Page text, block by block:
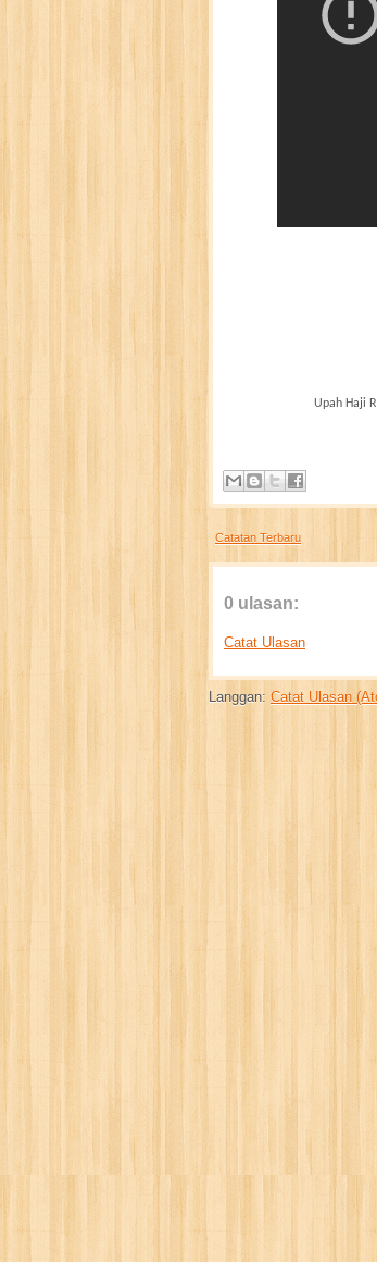
Upah Haji
Catatan Terbaru
0 ulasan:
Catat Ulasan
Langgan: Catat Ulasan